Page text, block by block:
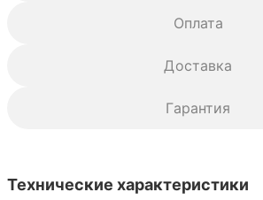
Оплата
Доставка
Гарантия
Технические характеристики